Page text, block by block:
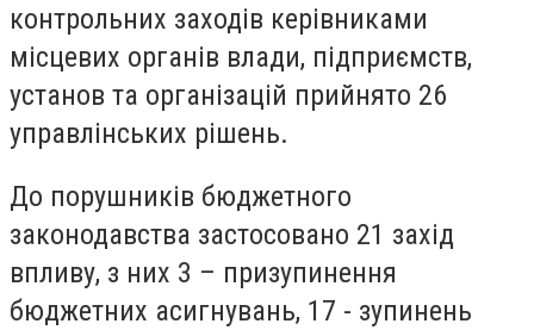
контрольних заходів керівниками
місцевих органів влади, підприємств,
установ та організацій прийнято 26
управлінських рішень.
До порушників бюджетного
законодавства застосовано 21 захід
впливу, з них 3 – призупинення
бюджетних асигнувань, 17 - зупинень